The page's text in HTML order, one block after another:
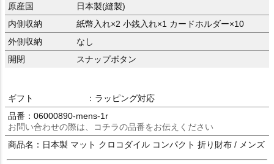
原産国
日本製(縫製)
内側収納
紙幣入れ×2 小銭入れ×1 カードホルダー×10
外側収納
なし
開閉
スナップボタン
ギフト
：ラッピング対応
品番：06000890-mens-1r
お問い合わせの際は、コチラの品番をお伝えください
商品名：日本製 マット クロコダイル コンパクト 折り財布 / メンズ